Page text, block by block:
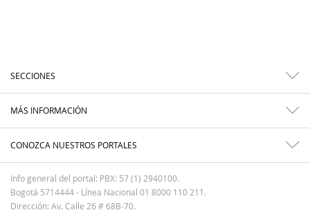
SECCIONES
MÁS INFORMACIÓN
CONOZCA NUESTROS PORTALES
Info general del portal: PBX: 57 (1) 2940100.
Bogotá 5714444 - Línea Nacional 01 8000 110 211.
Dirección: Av. Calle 26 # 68B-70.